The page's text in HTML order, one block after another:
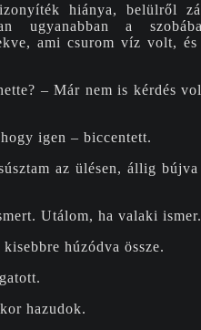
hiánya, belülről
ugyanabban a
ami csurom víz volt, és
– Már nem is kérdés
igen – biccentett.
az ülésen, állig bújva
Utálom, ha valaki ismer.
húzódva össze.
hazudok.